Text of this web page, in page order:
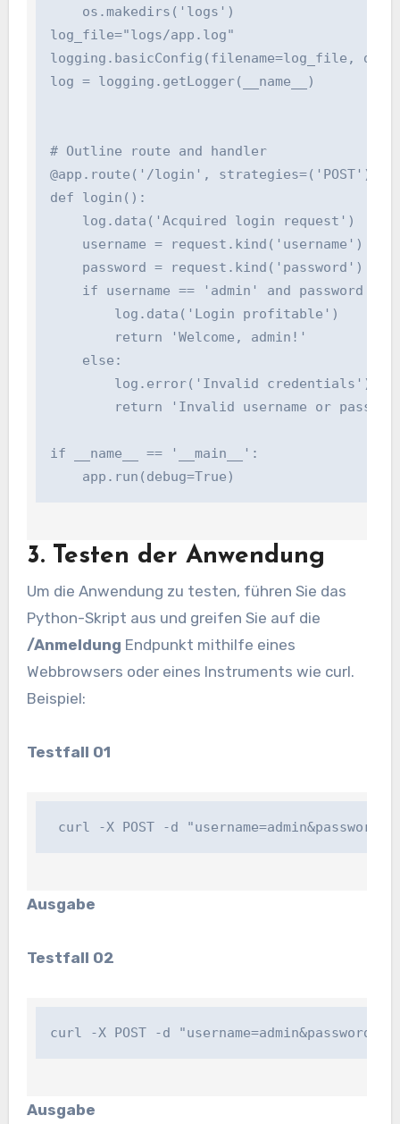
    os.makedirs('logs')
log_file="logs/app.log"
logging.basicConfig(filename=log_file,
log = logging.getLogger(__name__)
# Outline route and handler
@app.route('/login', strategies=('POST'))
def login():
    log.data('Acquired login request')
    username = request.kind('username')
    password = request.kind('password')
if username == 'admin' and password ==
        log.data('Login profitable')
        return 'Welcome, admin!'
    else:
        log.error('Invalid credentials')
return 'Invalid username or
if __name__ == '__main__':
    app.run(debug=True)
3. Testen der Anwendung
Um die Anwendung zu testen, führen Sie das
Python-Skript aus und greifen Sie auf die
/Anmeldung Endpunkt mithilfe eines
Webbrowsers oder eines Instruments wie curl.
Beispiel:
Testfall 01
curl -X POST -d
Ausgabe
Testfall 02
curl -X POST -d
Ausgabe